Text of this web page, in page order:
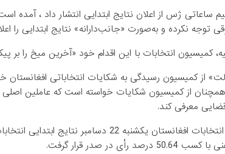
ساعاتی ژس از اعلان نتایج ابتدایی انتشار داد ، آمده
نکرده و به‌صورت «جانب‌دارانه» نتایج ابتدایی را
کمیسیون انتخابات با این اقدام خود «آخرین میخ را بر
از کمیسیون رسیدگی به شکایات انتخاباتی
از کمیسیون شکایات خواسته است که عاملین
معرفی کند.
کمیسیون مستقل انتخابات افغانستان
در صدر قرار گرفت.